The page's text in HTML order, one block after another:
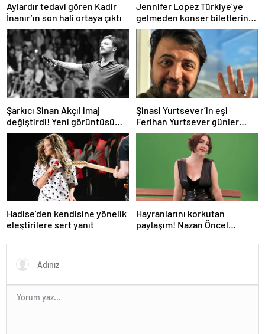
Aylardır tedavi gören Kadir
İnanır’ın son hali ortaya çıktı
Jennifer Lopez Türkiye’ye
gelmeden konser biletlerine
zam geldi
Şarkıcı Sinan Akçıl imaj
değiştirdi! Yeni görüntüsü
gündem oldu
Şinasi Yurtsever’in eşi
Ferihan Yurtsever günler
sonra paylaşım yaptı
Hadise’den kendisine yönelik
eleştirilere sert yanıt
Hayranlarını korkutan
paylaşım! Nazan Öncel